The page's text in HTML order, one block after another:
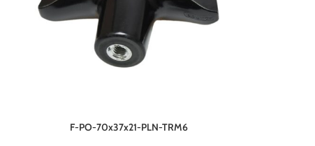
F-PO-70x37x21-PLN-TRM6